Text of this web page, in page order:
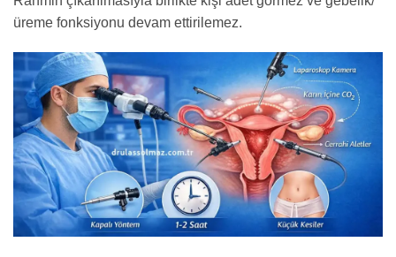
üreme fonksiyonu devam ettirilemez.